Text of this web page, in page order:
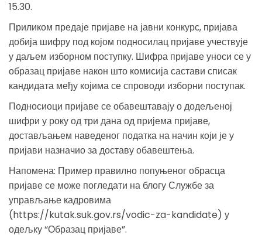
15.30.
Приликом предаје пријаве на јавни конкурс, пријава
добија шифру под којом подносилац пријаве учествује
у даљем изборном поступку. Шифра пријаве уноси се у
образац пријаве након што комисија састави списак
кандидата међу којима се спроводи изборни поступак.
Подносиоци пријаве се обавештавају о додељеној
шифри у року од три дана од пријема пријаве,
достављањем наведеног податка на начин који је у
пријави назначио за доставу обавештења.
Напомена: Пример правилно попуњеног обрасца
пријаве се може погледати на блогу Службе за
управљање кадровима
(https://kutak.suk.gov.rs/vodic-za-kandidate) у
одељку “Образац пријаве”.